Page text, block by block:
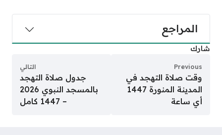
المراجع
شارك
Previous
وقت صلاة التهجد في
المدينة المنورة 1447
أي ساعة
التالي
جدول صلاة التهجد
بالمسجد النبوي 2026
– 1447 كامل